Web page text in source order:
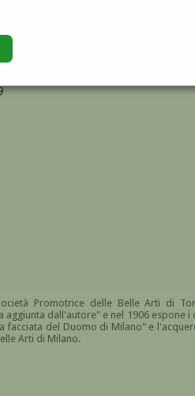
Promotrice delle Belle Arti di
aggiunta dall'autore" e nel 1906 espone i
facciata del Duomo di Milano" e
Arti di Milano.